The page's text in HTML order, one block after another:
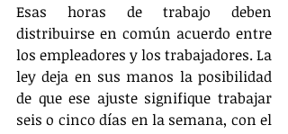
Esas horas de trabajo deben
distribuirse en común acuerdo entre
los empleadores y los trabajadores. La
ley deja en sus manos la posibilidad
de que ese ajuste signifique trabajar
seis o cinco días en la semana, con el